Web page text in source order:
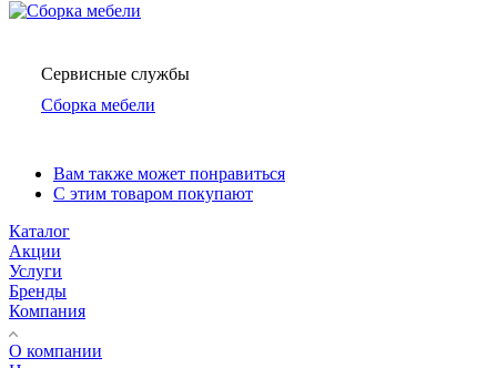
Сервисные службы
Сборка мебели
Вам также может понравиться
С этим товаром покупают
Каталог
Акции
Услуги
Бренды
Компания
О компании